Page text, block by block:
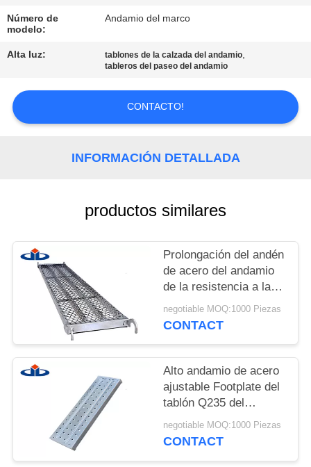
PIDA
UNA
MAPA
PRIVACY
Número de
modelo:
Andamio del marco
Alta luz: tablones de la calzada del andamio,
tableros del paseo del andamio
CONTACTO!
INFORMACIÓN DETALLADA
productos similares
Prolongación del andén
de acero del andamio
de la resistencia a la
corrosión del andamio
de acero de los
negotiable MOQ:1000 Piezas
CONTACT
Alto andamio de acero
ajustable Footplate del
tablón Q235 del
andamio de Strengh
negotiable MOQ:1000 Piezas
CONTACT